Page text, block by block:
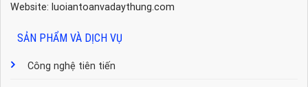
Website: luoiantoanvadaythung.com
SẢN PHẨM VÀ DỊCH VỤ
Công nghệ tiên tiến